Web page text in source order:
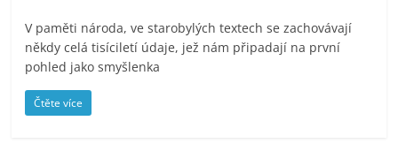
V paměti národa, ve starobylých textech se zachovávají
někdy celá tisíciletí údaje, jež nám připadají na první
pohled jako smyšlenka
Čtěte více